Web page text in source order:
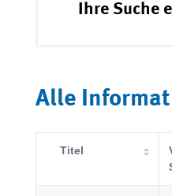
Ihre Suche
Alle
Titel